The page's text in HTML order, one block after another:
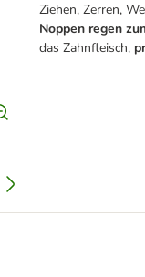
Ziehen, Zerren,
Noppen regen
das Zahnfleisch,